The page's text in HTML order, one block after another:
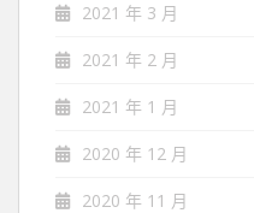
2021 年 3 月
2021 年 2 月
2021 年 1 月
2020 年 12 月
2020 年 11 月